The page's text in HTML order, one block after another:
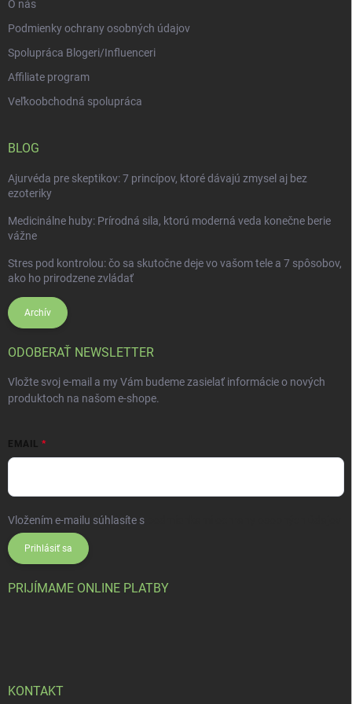
O nás
Podmienky ochrany osobných údajov
Spolupráca Blogeri/Influenceri
Affiliate program
Veľkoobchodná spolupráca
BLOG
Ajurvéda pre skeptikov: 7 princípov, ktoré dávajú zmysel aj bez
ezoteriky
Medicinálne huby: Prírodná sila, ktorú moderná veda konečne berie
vážne
Stres pod kontrolou: čo sa skutočne deje vo vašom tele a 7 spôsobov,
ako ho prirodzene zvládať
Archív
ODOBERAŤ NEWSLETTER
Vložte svoj e-mail a my Vám budeme zasielať informácie o nových
produktoch na našom e-shope.
EMAIL
Vložením e-mailu súhlasíte s
Prihlásiť sa
PRIJÍMAME ONLINE PLATBY
KONTAKT